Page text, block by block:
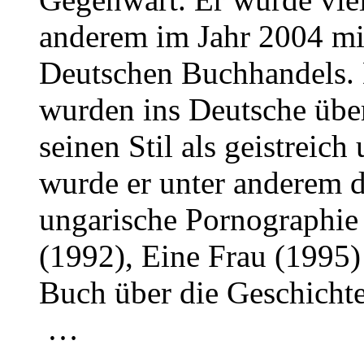
anderem im Jahr 2004
Deutschen
wurden ins Deutsche
seinen Stil als geistreich
wurde er unter anderem
ungarische
(1992), Eine Frau
Buch über die
…